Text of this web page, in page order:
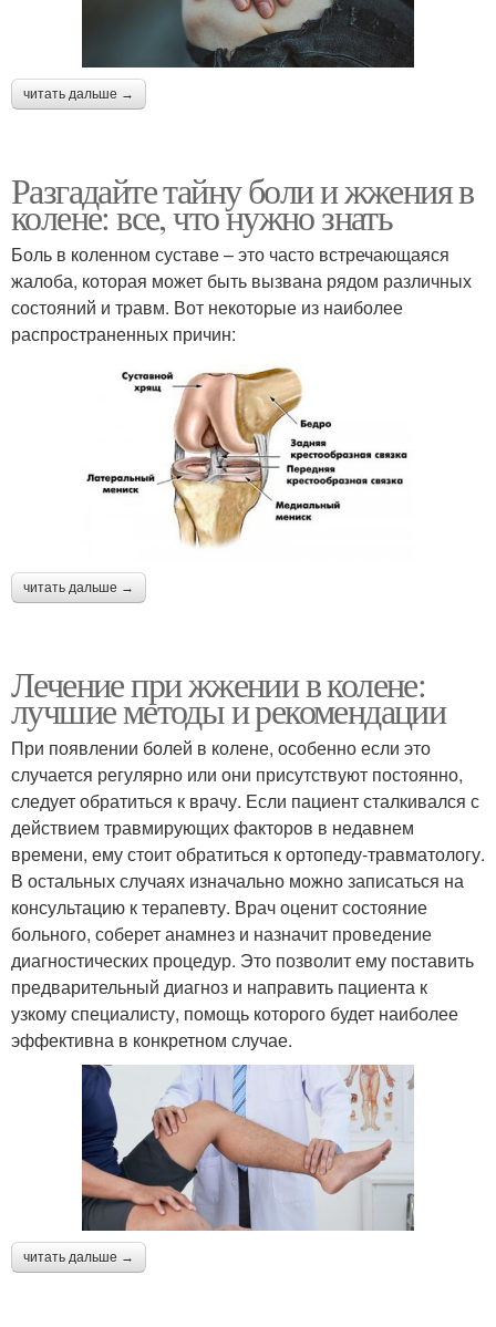
читать дальше →
Разгадайте тайну боли и жжения в
колене: все, что нужно знать
Боль в коленном суставе – это часто встречающаяся
жалоба, которая может быть вызвана рядом различных
состояний и травм. Вот некоторые из наиболее
распространенных причин:
читать дальше →
Лечение при жжении в колене:
лучшие методы и рекомендации
При появлении болей в колене, особенно если это
случается регулярно или они присутствуют постоянно,
следует обратиться к врачу. Если пациент сталкивался с
действием травмирующих факторов в недавнем
времени, ему стоит обратиться к ортопеду-травматологу.
В остальных случаях изначально можно записаться на
консультацию к терапевту. Врач оценит состояние
больного, соберет анамнез и назначит проведение
диагностических процедур. Это позволит ему поставить
предварительный диагноз и направить пациента к
узкому специалисту, помощь которого будет наиболее
эффективна в конкретном случае.
читать дальше →